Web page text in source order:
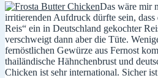
Das wäre mir
irritierenden Aufdruck dürfte sein, dass
Reis“ ein in Deutschland gekochter
verschweigt dann aber die Tüte.
fernöstlichen Gewürze aus Fernost
thailändische Hähnchenbrust und
Chicken ist sehr international. Sicher